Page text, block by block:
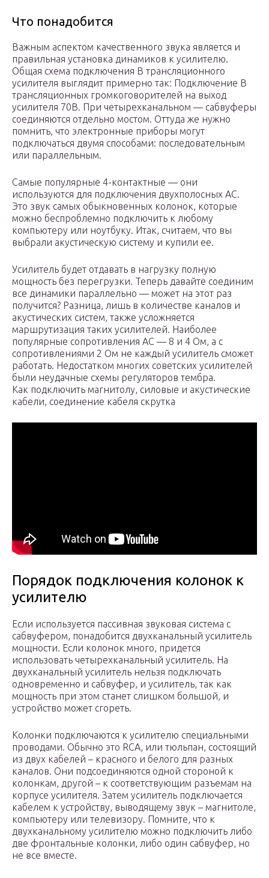
Что понадобится
Важным аспектом качественного звука является и
правильная установка динамиков к усилителю.
Общая схема подключения В трансляционного
усилителя выглядит примерно так: Подключение В
трансляционных громкоговорителей на выход
усилителя 70В. При четырехканальном — сабвуферы
соединяются отдельно мостом. Оттуда же нужно
помнить, что электронные приборы могут
подключаться двумя способами: последовательным
или параллельным.
Самые популярные 4-контактные — они
используются для подключения двухполосных АС.
Это звук самых обыкновенных колонок, которые
можно беспроблемно подключить к любому
компьютеру или ноутбуку. Итак, считаем, что вы
выбрали акустическую систему и купили ее.
Усилитель будет отдавать в нагрузку полную
мощность без перегрузки. Теперь давайте соединим
все динамики параллельно — может на этот раз
получится? Разница, лишь в количестве каналов и
акустических систем, также усложняется
маршрутизация таких усилителей. Наиболее
популярные сопротивления АС — 8 и 4 Ом, а с
сопротивлениями 2 Ом не каждый усилитель сможет
работать. Недостатком многих советских усилителей
были неудачные схемы регуляторов тембра.
Как подключить магнитолу, силовые и акустические
кабели, соединение кабеля скрутка
Порядок подключения колонок к
усилителю
Если используется пассивная звуковая система с
сабвуфером, понадобится двухканальный усилитель
мощности. Если колонок много, придется
использовать четырехканальный усилитель. На
двухканальный усилитель нельзя подключать
одновременно и сабвуфер, и усилитель, так как
мощность при этом станет слишком большой, и
устройство может сгореть.
Колонки подключаются к усилителю специальными
проводами. Обычно это RCA, или тюльпан, состоящий
из двух кабелей – красного и белого для разных
каналов. Они подсоединяются одной стороной к
колонкам, другой – к соответствующим разъемам на
корпусе усилителя. Затем усилитель подключается
кабелем к устройству, выводящему звук – магнитоле,
компьютеру или телевизору. Помните, что к
двухканальному усилителю можно подключить либо
две фронтальные колонки, либо один сабвуфер, но
не все вместе.